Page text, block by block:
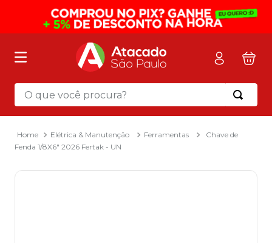
O que você procura?
Elétrica & Manutenção Ferramentas
Chave de
Fenda 1/8X6" 2026 Fertak - UN
Termos mais buscados
mochila
2º sacola
3º mala